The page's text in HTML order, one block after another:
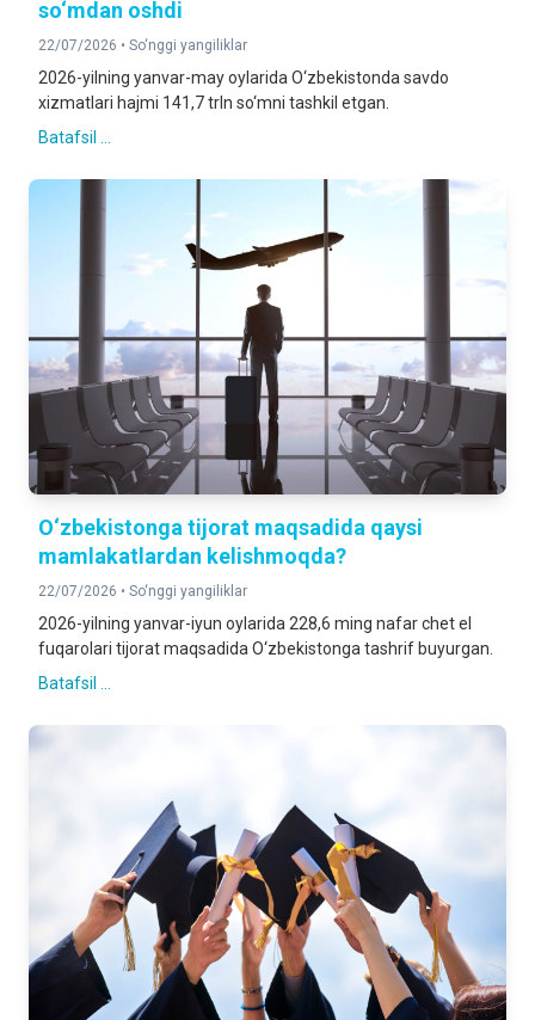
so‘mdan oshdi
22/07/2026 • So‘nggi yangiliklar
2026-yilning yanvar-may oylarida O‘zbekistonda savdo
xizmatlari hajmi 141,7 trln so‘mni tashkil etgan.
Batafsil ...
O‘zbekistonga tijorat maqsadida qaysi
mamlakatlardan kelishmoqda?
22/07/2026 • So‘nggi yangiliklar
2026-yilning yanvar-iyun oylarida 228,6 ming nafar chet el
fuqarolari tijorat maqsadida O‘zbekistonga tashrif buyurgan.
Batafsil ...